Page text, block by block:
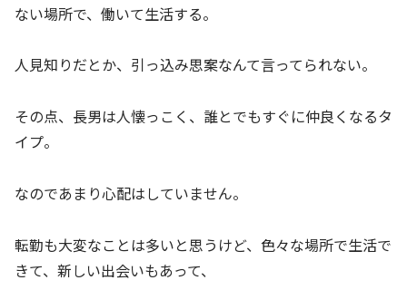
ない場所で、働いて生活する。
人見知りだとか、引っ込み思案なんて言ってられない。
その点、長男は人懐っこく、誰とでもすぐに仲良くなるタ
イプ。
なのであまり心配はしていません。
転勤も大変なことは多いと思うけど、色々な場所で生活で
きて、新しい出会いもあって、